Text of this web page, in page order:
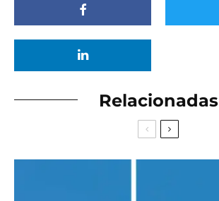
Relacionadas